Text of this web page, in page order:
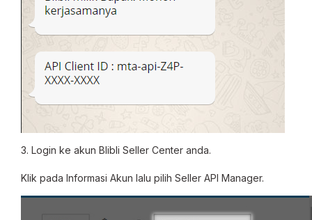
3. Login ke akun Blibli Seller Center anda.
Klik pada Informasi Akun lalu pilih Seller API Manager.